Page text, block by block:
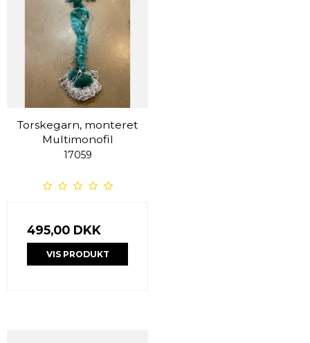
Torskegarn, monteret
Multimonofil
17059
495,00 DKK
VIS PRODUKT